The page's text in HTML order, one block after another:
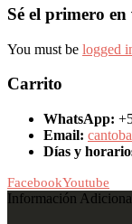
Sé el primero
You must be logged
Carrito
WhatsApp:
Email:
Días y
FacebookYoutube
Información